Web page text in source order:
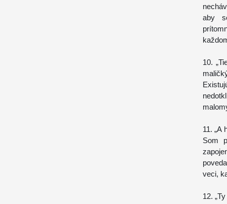
aby
10.
11. „A
Som
veci,
12.